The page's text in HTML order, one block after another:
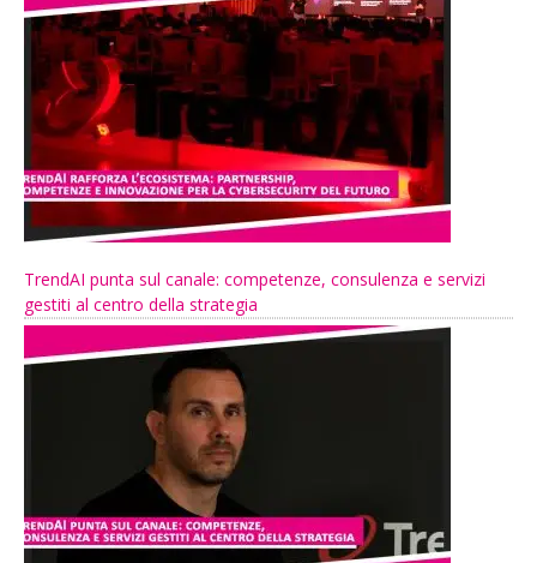
TrendAI punta sul canale: competenze, consulenza e servizi
gestiti al centro della strategia